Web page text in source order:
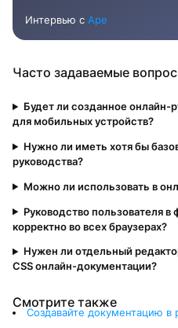
Интервью с Аре
Часто задаваемые
Будет ли созданное онлайн-
для мобильных устройств?
Нужно ли иметь хотя бы
руководства?
Можно ли использовать в
Руководство пользователя
корректно во всех браузерах?
Нужен ли отдельный
CSS онлайн-документации?
Смотрите также
Создавайте документацию в